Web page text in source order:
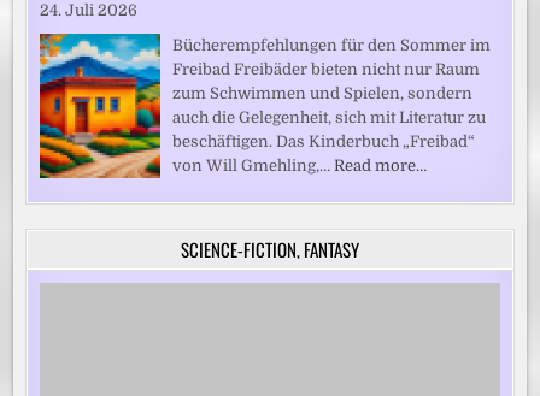
24. Juli 2026
Bücherempfehlungen für den Sommer im
Freibad Freibäder bieten nicht nur Raum
zum Schwimmen und Spielen, sondern
auch die Gelegenheit, sich mit Literatur zu
beschäftigen. Das Kinderbuch „Freibad“
von Will Gmehling,…Read more…
SCIENCE-FICTION, FANTASY